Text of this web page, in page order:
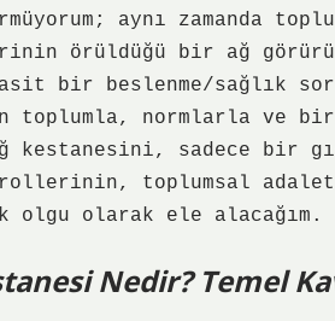
aynı
örüldüğü bir ağ
bir beslenme/sağlık
toplumla, normlarla ve
kestanesini, sadece
toplumsal
olgu olarak ele alacağım.
Nedir? Temel